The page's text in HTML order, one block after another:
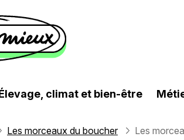
climat et bien-être
Les morceaux du boucher Les